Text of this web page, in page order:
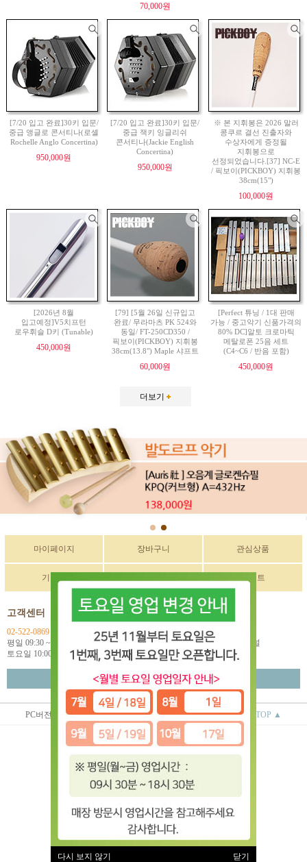
70,000원
[7/20 입고 완료]30키 입문/
중급 앵글로 콘서티나(로셸
Rochelle Anglo Concertina)
950,000원
[7/20 입고 완료]30키 입문/
중급 잭키 잉글리쉬
콘서티나(Jackie English
Concertina)
950,000원
※ 본 지휘봉은 2026 말러
콩쿠르 결선 진출자와
수상자에게 증정될
지휘봉으로
선정되었습니다.[37] NC-E
/ 픽보이(PICKBOY) 지휘봉
38cm(15")
100,000원
[2026년 8월
입고예정]V5치프턴
로우휘슬 D키 (Tunable)
450,000원
[79] [5월 26일 신규입고
완료/ 무라마츠 PK 524와
동일/ FT-250CD350 /
픽보이(PICKBOY) 지휘봉
38cm(13.8") Maple 샤프트
60,000원
[Perfect 튜닝 / 1대 판매
가능 / 중고악기 신품가격의
80% DC]알토 크로마틱
메탈로폰 25음 세트
(C4~C6 / 반음 포함)
450,000원
더보기
마이페이지 장바구니 관심상품
기획전 이벤트
고객센터
02-522-0869
평일 09:30 ~ 18:00
토요일 10:00 ~ 18:00
입금계좌정보
국민 270901-04-033114
예금주: (주)한독인터네셔널
월~금 택배마감 16:00
고객센터 연결
PC버전 상점정보 이용안내 TOP ▲
(주)한독인터네셔널
대표 : 오상배 ㅣ 개인정보 보호 책임자 : 오상배
사업자 등록번호 : 129-81-79618
통신판매업신고번호 : 제 2014-서울서초-0781호
전화 : 02-522-0869
(서초동 1585-10번지 2층)
이용약관| 개인정보처리방침
유럽악기 ⓒ All rights reserved.
다시 보지 않기 닫기